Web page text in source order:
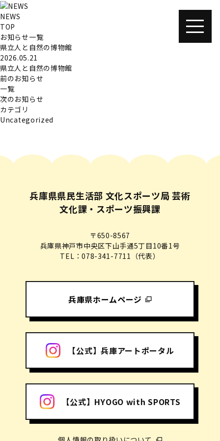
NEWS
TOP
お知らせ一覧
県立人と自然の博物館
2026.05.21
県立人と自然の博物館
前のお知らせ
一覧
次のお知らせ
カテゴリ
Uncategorized
兵庫県県民生活部 文化スポーツ局 芸術
文化課・スポーツ振興課
〒650-8567
兵庫県神戸市中央区下山手通5丁目10番1号
TEL：078-341-7711（代表）
兵庫県ホームページ
【公式】兵庫アートポータル
【公式】HYOGO with SPORTS